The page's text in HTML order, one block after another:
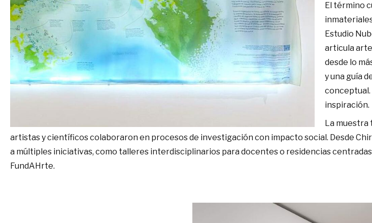
El término
Estudio
articula
desde lo
y una guía
conceptual.
inspiración.
La muestra
artistas y científicos colaboraron en procesos de investigación con impacto social. Desde
a múltiples iniciativas, como talleres interdisciplinarios para docentes o residencias
FundAHrte.